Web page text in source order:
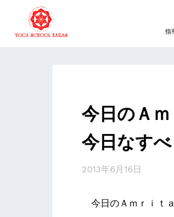
指
今日のＡ
今日なす
2013年6月16日
今日のＡｍｒｉｔ